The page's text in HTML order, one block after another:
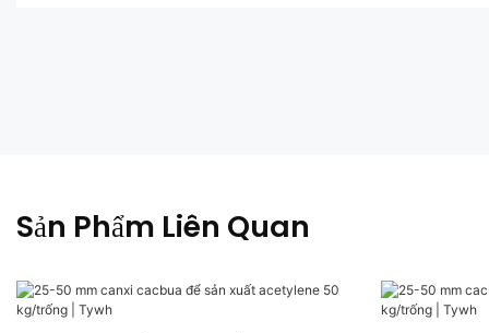
Sản Phẩm Liên Quan